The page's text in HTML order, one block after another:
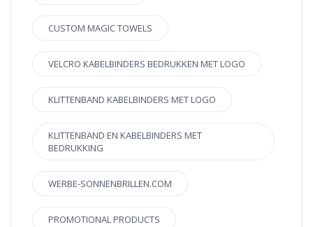
CUSTOM MAGIC TOWELS
VELCRO KABELBINDERS BEDRUKKEN MET LOGO
KLITTENBAND KABELBINDERS MET LOGO
KLITTENBAND EN KABELBINDERS MET
BEDRUKKING
WERBE-SONNENBRILLEN.COM
PROMOTIONAL PRODUCTS